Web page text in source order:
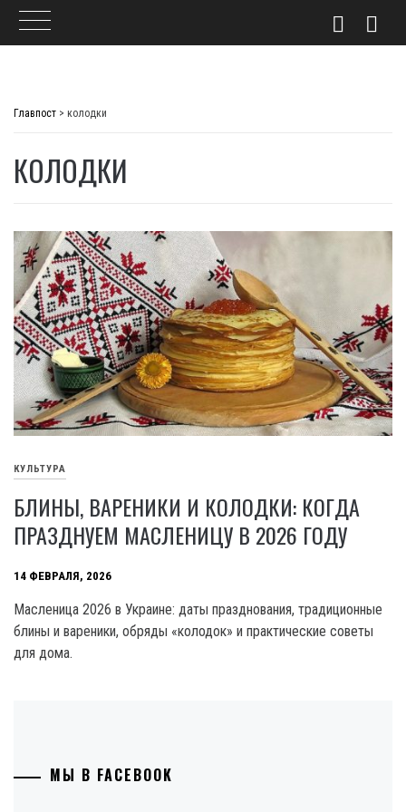
Главпост > колодки
КОЛОДКИ
КУЛЬТУРА
БЛИНЫ, ВАРЕНИКИ И КОЛОДКИ: КОГДА
ПРАЗДНУЕМ МАСЛЕНИЦУ В 2026 ГОДУ
14 ФЕВРАЛЯ, 2026
Масленица 2026 в Украине: даты празднования, традиционные
блины и вареники, обряды «колодок» и практические советы
для дома.
МЫ В FACEBOOK